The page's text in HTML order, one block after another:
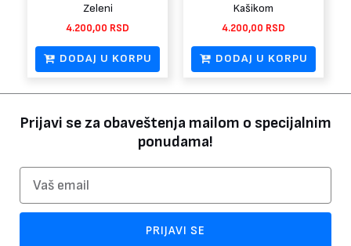
Zeleni
4.200,00 RSD
DODAJ U KORPU
Kašikom
4.200,00 RSD
DODAJ U KORPU
Prijavi se za obaveštenja mailom o specijalnim
ponudama!
PRIJAVI SE